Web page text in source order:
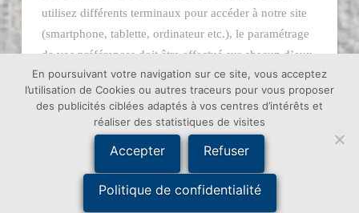
utilisez différents terminaux pour accéder à notre site
(smartphone, tablette, ordinateur etc.), le paramétrage
de vos préférences doit être effectué sur chacun d’eux.
ACCUEIL
PEINTURE DÉCORATIVE
RAVALEMENT DE FAÇADE
REVÊTEMENT SOL ET MUR
TRAITEMENT DE TOITURE
RÉALISATIONS
© 2018 - Création Procom Probureau - 85120 La Tardière -
En poursuivant votre navigation sur ce site, vous acceptez
l’utilisation de Cookies ou autres traceurs pour vous proposer
des publicités ciblées adaptés à vos centres d’intérêts et
réaliser des statistiques de visites
Accepter Refuser
Politique de confidentialité